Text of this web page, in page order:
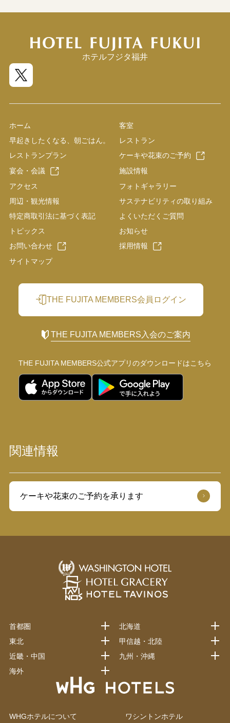
ホテルフジタ福井
ホーム
客室
早起きしたくなる、朝ごはん。
レストラン
レストランプラン
ケーキや花束のご予約
宴会・会議
施設情報
アクセス
フォトギャラリー
周辺・観光情報
サステナビリティの取り組み
特定商取引法に基づく表記
よくいただくご質問
トピックス
お知らせ
お問い合わせ
採用情報
サイトマップ
THE FUJITA MEMBERS会員ログイン
THE FUJITA MEMBERS入会のご案内
THE FUJITA MEMBERS公式アプリのダウンロードはこちら
関連情報
ケーキや花束のご予約を承ります
WHGホテルについて ワシントンホテル
首都圏
北海道
東北
甲信越・北陸
近畿・中国
九州・沖縄
海外